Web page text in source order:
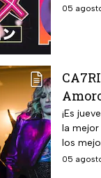
y 13 de
05
¡Es
la mejor
los
artistas
05